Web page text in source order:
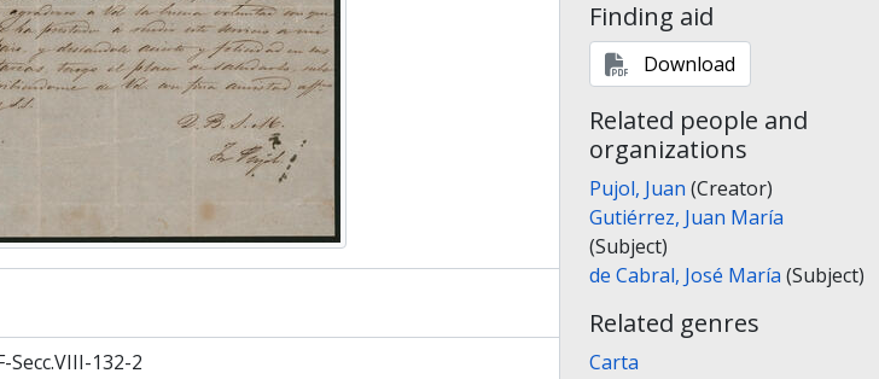
Secc.VIII-132-2
Finding aid
Download
Related people and
organizations
Pujol, Juan (Creator)
Gutiérrez, Juan María
(Subject)
de Cabral, José María (Subject)
Related genres
Carta